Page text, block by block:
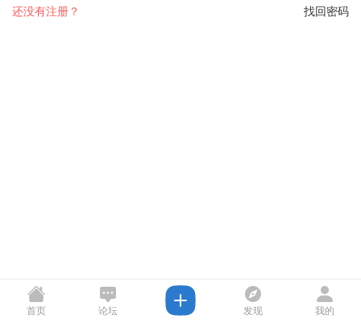
找回密码
还没有注册？
首页 论坛 发现 我的